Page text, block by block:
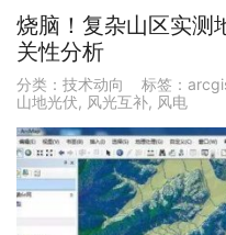
烧脑！复杂山区实测
关性分析
分类： 技术动向 标签：
山地光伏, 风光互补, 风电